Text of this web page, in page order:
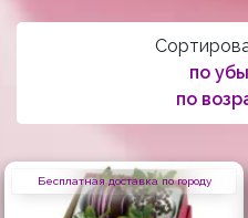
по
по
Бесплатная доставка по городу